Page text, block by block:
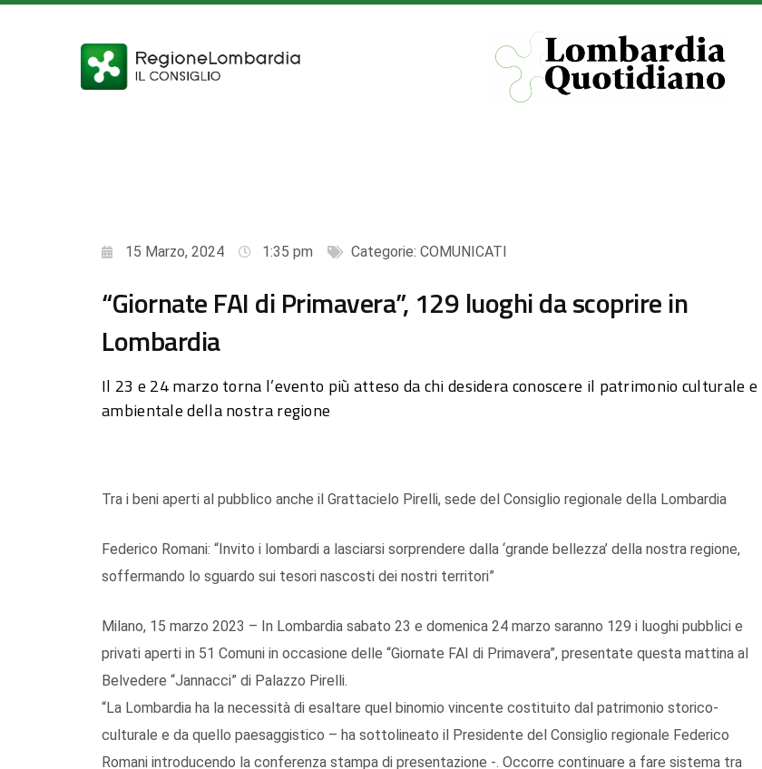
15 Marzo, 2024 1:35 pm Categorie: COMUNICATI
“Giornate FAI di Primavera”, 129 luoghi da scoprire in
Lombardia
Il 23 e 24 marzo torna l’evento più atteso da chi desidera conoscere il patrimonio culturale e
ambientale della nostra regione
Tra i beni aperti al pubblico anche il Grattacielo Pirelli, sede del Consiglio regionale della Lombardia
Federico Romani: “Invito i lombardi a lasciarsi sorprendere dalla ‘grande bellezza’ della nostra regione,
soffermando lo sguardo sui tesori nascosti dei nostri territori”
Milano, 15 marzo 2023 – In Lombardia sabato 23 e domenica 24 marzo saranno 129 i luoghi pubblici e
privati aperti in 51 Comuni in occasione delle “Giornate FAI di Primavera”, presentate questa mattina al
Belvedere “Jannacci” di Palazzo Pirelli.
“La Lombardia ha la necessità di esaltare quel binomio vincente costituito dal patrimonio storico-
culturale e da quello paesaggistico – ha sottolineato il Presidente del Consiglio regionale Federico
Romani introducendo la conferenza stampa di presentazione -. Occorre continuare a fare sistema tra